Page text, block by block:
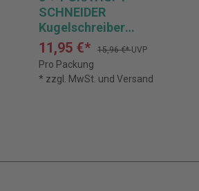
SCHNEIDER
Kugelschreiber
Slider Rave XB Black
Edition, Schreibfarbe:
blau
11,95 €* 15,96 €*UVP
Pro Packung
* zzgl. MwSt. und Versand